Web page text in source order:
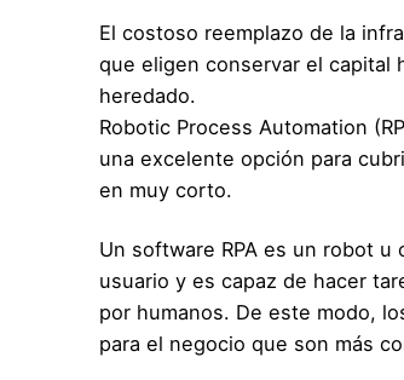
El costoso reemplazo de la
que eligen conservar el capital
heredado.
Robotic Process Automation
una excelente opción para
en muy corto.
Un software RPA es un robot
usuario y es capaz de hacer
por humanos. De este modo,
para el negocio que son más